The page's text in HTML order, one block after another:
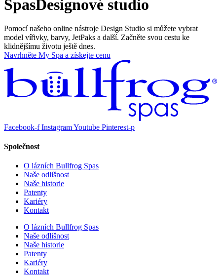
SpasDesignové studio
Pomocí našeho online nástroje Design Studio si můžete vybrat
model vířivky, barvy, JetPaks a další. Začněte svou cestu ke
klidnějšímu životu ještě dnes.
Navrhněte My Spa a získejte cenu
Facebook-f InstagramYoutube Pinterest-p
Společnost
O lázních Bullfrog Spas
Naše odlišnost
Naše historie
Patenty
Kariéry
Kontakt
O lázních Bullfrog Spas
Naše odlišnost
Naše historie
Patenty
Kariéry
Kontakt